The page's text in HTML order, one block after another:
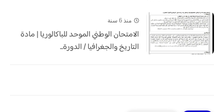
منذ 6 سنة
الامتحان الوطني الموحد للباكالوريا | مادة
التاريخ والجغرافيا / الدورة...